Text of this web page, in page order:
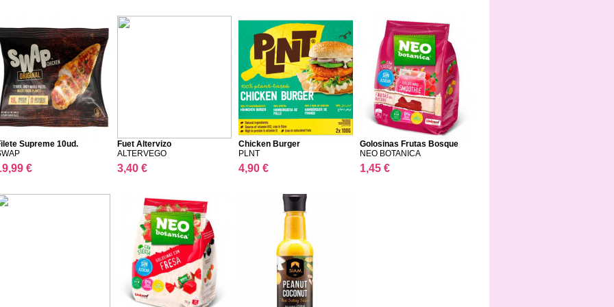
Supreme 10ud.
€
Fuet Altervizo
ALTERVEGO
3,40 €
Chicken Burger
PLNT
4,90 €
Golosinas Frutas Bosque
NEO BOTANICA
1,45 €